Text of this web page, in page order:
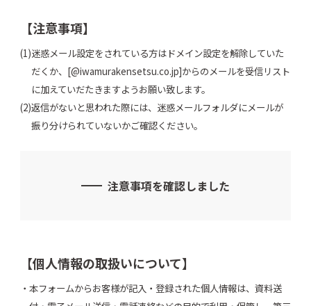
【注意事項】
迷惑メール設定をされている方はドメイン設定を解除していた
だくか、[@iwamurakensetsu.co.jp]からのメールを受信リスト
に加えていだたきますようお願い致します。
返信がないと思われた際には、迷惑メールフォルダにメールが
振り分けられていないかご確認ください。
注意事項を確認しました
【個人情報の取扱いについて】
本フォームからお客様が記入・登録された個人情報は、資料送